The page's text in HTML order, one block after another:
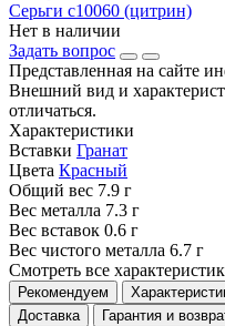
Серьги с10060 (цитрин)
Нет в наличии
Задать вопрос
Представленная на сайте
Внешний вид и
отличаться.
Характеристики
Вставки Гранат
Цвета Красный
Общий вес 7.9 г
Вес металла 7.3 г
Вес вставок 0.6 г
Вес чистого металла 6.7 г
Смотреть все
Рекомендуем
Доставка
Гарантия и